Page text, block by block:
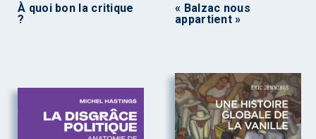
À quoi bon la critique
?
« Balzac nous
appartient »